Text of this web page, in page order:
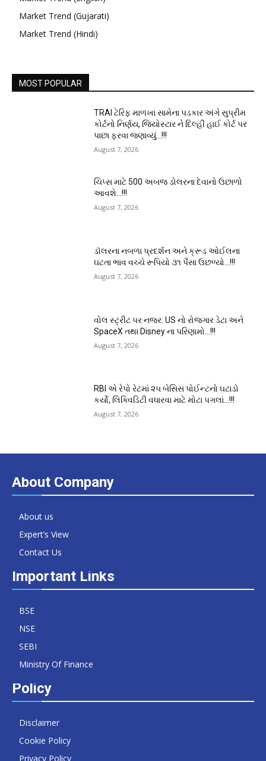
Market Trend (Gujarati)
Market Trend (Hindi)
MOST POPULAR
TRAI ટેરિફ માળખા સામેના પડકાર અંગે સુપ્રીમ
કોર્ટનો નિર્ણય, જિયોસ્ટાર ને દિલ્હી હાઈ કોર્ટ પર
પાછા ફરવા જણાવ્યું…!!!
August 7, 2026
ચિપ્સ માટે 500 અબજ ડોલરના દેવાનો ઉછાળો
આવશે…!!!
August 7, 2026
ડૉલરના નબળા પ્રદર્શન અને ક્રૂડ ઓઈલના
ઘટતા ભાવ વચ્ચે રૂપિયો ૩૧ પૈસા ઉછળ્યો…!!!
August 7, 2026
વોલ સ્ટ્રીટ પર નજર: US નો રોજગાર ડેટા અને
SpaceX તથા Disney ના પરિણામો…!!!
August 7, 2026
RBI એ રેપો રેટમાં ૨૫ બેસિસ પોઈન્ટનો ઘટાડો
કર્યો, લિક્વિડિટી વધારવા માટે મોટા પગલાં…!!!
August 7, 2026
About Company
About us
Expert’s View
Contact Us
Important Links
BSE
NSE
SEBI
Ministry Of Finance
Policy
Disclaimer
Cookie Policy
Privacy Policy